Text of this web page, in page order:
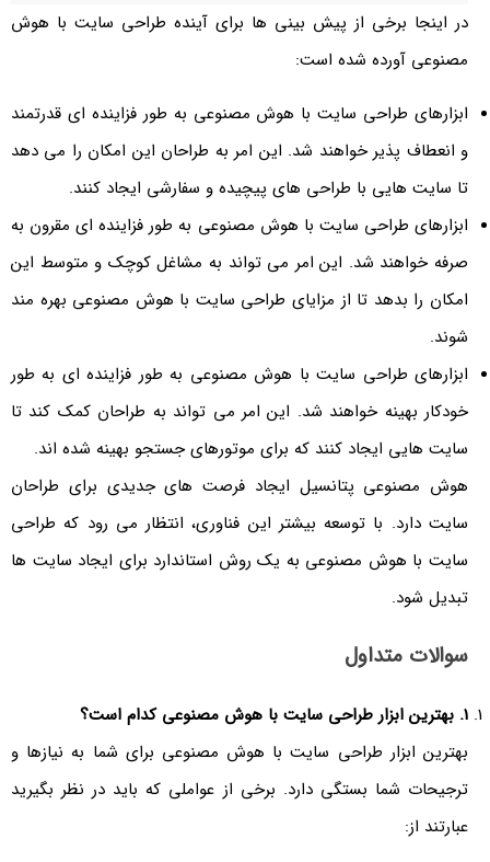
در اینجا برخی از پیش بینی ها برای آینده طراحی سایت با هوش
مصنوعی آورده شده است:
ابزارهای طراحی سایت با هوش مصنوعی به طور فزاینده ای قدرتمند
و انعطاف پذیر خواهند شد. این امر به طراحان این امکان را می دهد
تا سایت هایی با طراحی های پیچیده و سفارشی ایجاد کنند.
ابزارهای طراحی سایت با هوش مصنوعی به طور فزاینده ای مقرون به
صرفه خواهند شد. این امر می تواند به مشاغل کوچک و متوسط این
امکان را بدهد تا از مزایای طراحی سایت با هوش مصنوعی بهره مند
شوند.
ابزارهای طراحی سایت با هوش مصنوعی به طور فزاینده ای به طور
خودکار بهینه خواهند شد. این امر می تواند به طراحان کمک کند تا
سایت هایی ایجاد کنند که برای موتورهای جستجو بهینه شده اند.
هوش مصنوعی پتانسیل ایجاد فرصت های جدیدی برای طراحان
سایت دارد. با توسعه بیشتر این فناوری، انتظار می رود که طراحی
سایت با هوش مصنوعی به یک روش استاندارد برای ایجاد سایت ها
تبدیل شود.
سوالات متداول
. بهترین ابزار طراحی سایت با هوش مصنوعی کدام است؟
بهترین ابزار طراحی سایت با هوش مصنوعی برای شما به نیازها و
ترجیحات شما بستگی دارد. برخی از عواملی که باید در نظر بگیرید
عبارتند از: